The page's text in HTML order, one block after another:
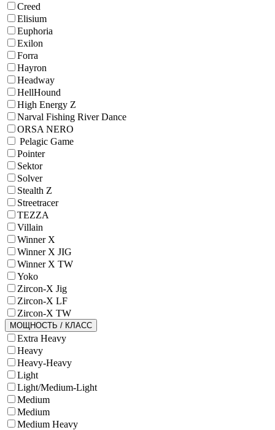
Creed
Elisium
Euphoria
Exilon
Forra
Hayron
Headway
HellHound
High Energy Z
Narval Fishing River Dance
ORSA NERO
Pelagic Game
Pointer
Sektor
Solver
Stealth Z
Streetracer
TEZZA
Villain
Winner X
Winner X JIG
Winner X TW
Yoko
Zircon-X Jig
Zircon-X LF
Zircon-X TW
МОЩНОСТЬ / КЛАСС
Extra Heavy
Heavy
Heavy-Heavy
Light
Light/Medium-Light
Medium
Medium
Medium Heavy